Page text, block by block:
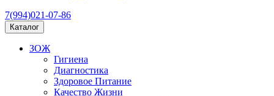
7(994)021-07-86
Каталог
ЗОЖ
Гигиена
Диагностика
Здоровое Питание
Качество Жизни